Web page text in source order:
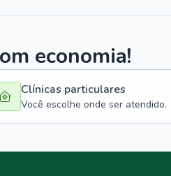
economia!
Clínicas particulares
Você escolhe onde ser atendido.